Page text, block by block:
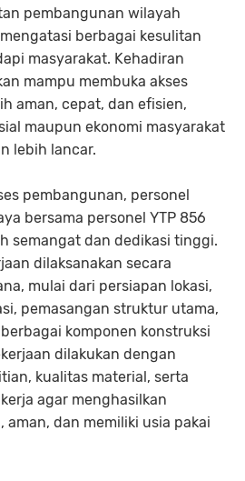
pembangunan wilayah
berbagai kesulitan
masyarakat. Kehadiran
mampu membuka akses
aman, cepat, dan efisien,
maupun ekonomi masyarakat
lebih lancar.
pembangunan, personel
bersama personel YTP 856
semangat dan dedikasi tinggi.
dilaksanakan secara
mulai dari persiapan lokasi,
pemasangan struktur utama,
komponen konstruksi
dilakukan dengan
kualitas material, serta
agar menghasilkan
aman, dan memiliki usia pakai